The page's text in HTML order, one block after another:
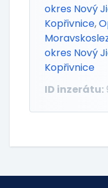
okres Nový
Kopřivnice,
okres Nový
Kopřivnice
ID inzerátu: